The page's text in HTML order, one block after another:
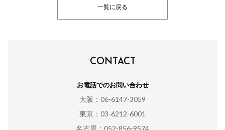
一覧に戻る
CONTACT
お電話でのお問い合わせ
大阪：06-6147-3059
東京：03-6212-6001
名古屋：052-856-9574